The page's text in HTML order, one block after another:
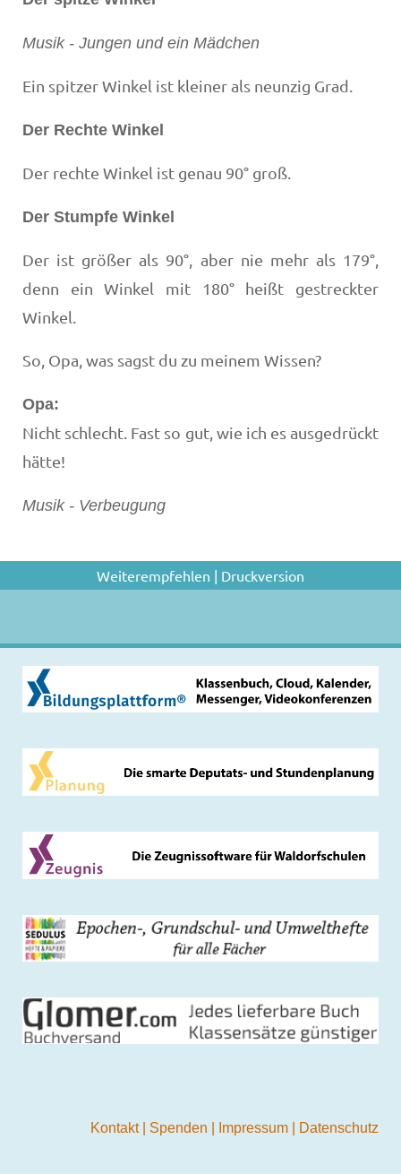
Musik - Jungen und ein Mädchen
Ein spitzer Winkel ist kleiner als neunzig Grad.
Der Rechte Winkel
Der rechte Winkel ist genau 90° groß.
Der Stumpfe Winkel
Der ist größer als 90°, aber nie mehr als 179°,
denn ein Winkel mit 180° heißt gestreckter
Winkel.
So, Opa, was sagst du zu meinem Wissen?
Opa:
Nicht schlecht. Fast so gut, wie ich es ausgedrückt
hätte!
Musik - Verbeugung
Weiterempfehlen | Druckversion
Kontakt Spenden Impressum Datenschutz